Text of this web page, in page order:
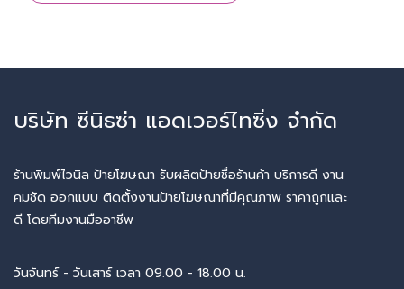
บริษัท ซีนิธซ่า แอดเวอร์ไทซิ่ง จำกัด
ร้านพิมพ์ไวนิล ป้ายโฆษณา รับผลิตป้ายชื่อร้านค้า บริการดี งาน
คมชัด ออกแบบ ติดตั้งงานป้ายโฆษณาที่มีคุณภาพ ราคาถูกและ
ดี โดยทีมงานมืออาชีพ
วันจันทร์ - วันเสาร์ เวลา 09.00 - 18.00 น.